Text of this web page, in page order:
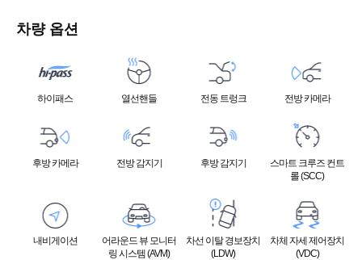
차량 옵션
하이패스 열선핸들 전동 트렁크 전방 카메라
후방 카메라 전방 감지기 후방 감지기
스마트 크루즈 컨트
롤 (SCC)
내비게이션
어라운드 뷰 모니터
링 시스템 (AVM)
차선 이탈 경보장치
(LDW)
차체 자세 제어장치
(VDC)